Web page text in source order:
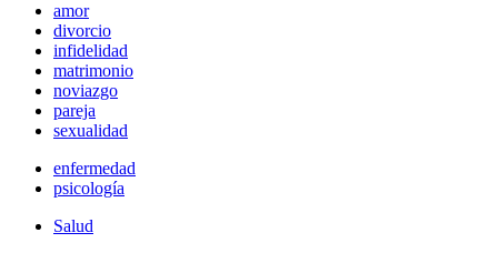
amor
divorcio
infidelidad
matrimonio
noviazgo
pareja
sexualidad
enfermedad
psicología
Salud